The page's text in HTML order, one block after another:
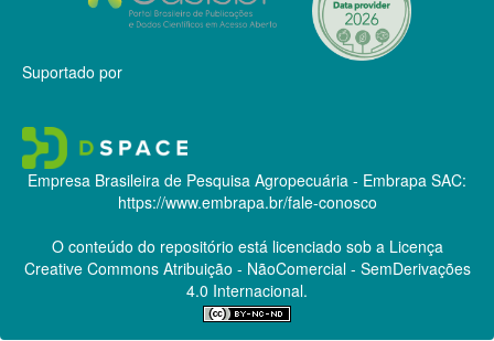
Suportado por
Empresa Brasileira de Pesquisa Agropecuária - Embrapa SAC:
https://www.embrapa.br/fale-conosco
O conteúdo do repositório está licenciado sob a Licença
Creative CommonsAtribuição - NãoComercial - SemDerivações
4.0 Internacional.